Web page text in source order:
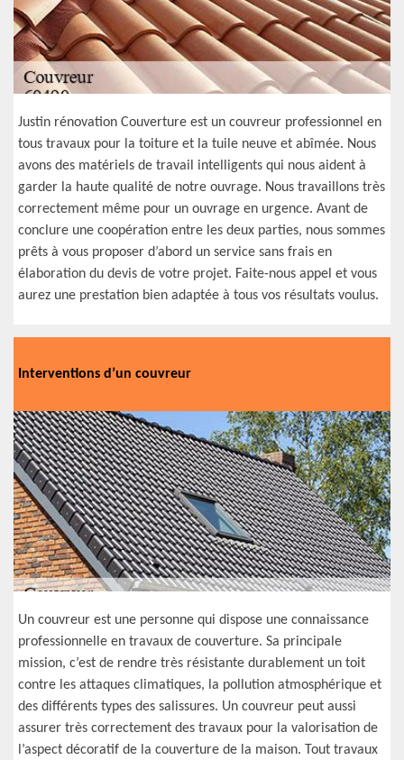
Justin rénovation Couverture est un couvreur professionnel en
tous travaux pour la toiture et la tuile neuve et abîmée. Nous
avons des matériels de travail intelligents qui nous aident à
garder la haute qualité de notre ouvrage. Nous travaillons très
correctement même pour un ouvrage en urgence. Avant de
conclure une coopération entre les deux parties, nous sommes
prêts à vous proposer d’abord un service sans frais en
élaboration du devis de votre projet. Faite-nous appel et vous
aurez une prestation bien adaptée à tous vos résultats voulus.
Interventions d’un couvreur
Un couvreur est une personne qui dispose une connaissance
professionnelle en travaux de couverture. Sa principale
mission, c’est de rendre très résistante durablement un toit
contre les attaques climatiques, la pollution atmosphérique et
des différents types des salissures. Un couvreur peut aussi
assurer très correctement des travaux pour la valorisation de
l’aspect décoratif de la couverture de la maison. Tout travaux